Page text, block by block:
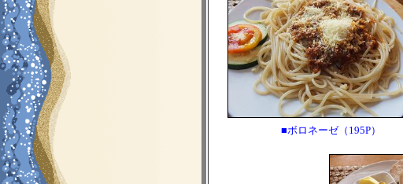
■ボロネーゼ（195P）